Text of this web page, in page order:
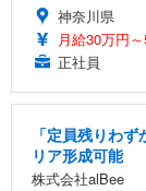
神奈川県
月給30万円
正社員
「定員残りわ
リア形成可能
株式会社alBee